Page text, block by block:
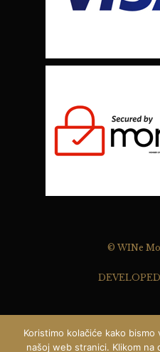
© WINe
Koristimo kolačiće kako
našoj web stranici. Klikom na